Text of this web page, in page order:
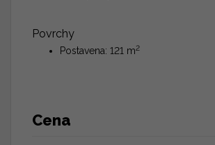
Povrchy
Postavena: 121 m2
Cena